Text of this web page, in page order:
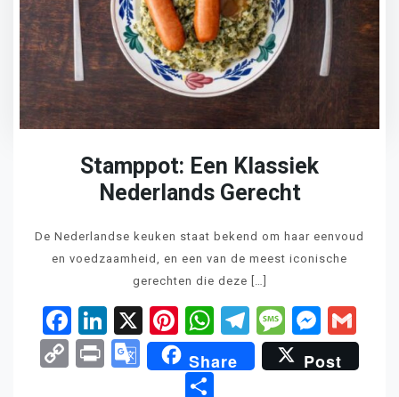
Stamppot: Een Klassiek
Nederlands Gerecht
De Nederlandse keuken staat bekend om haar eenvoud
en voedzaamheid, en een van de meest iconische
gerechten die deze […]
Facebook
LinkedIn
X Pinterest
WhatsApp
Telegram
CopyPrintGoogle
Translate
Share Post